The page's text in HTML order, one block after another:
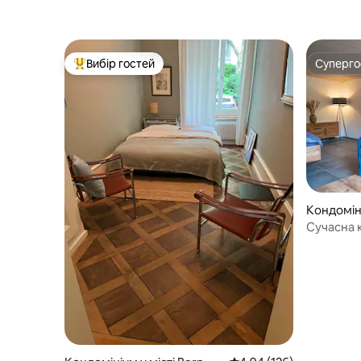
Топ вибір гостей
Вибір гостей
Сучасна